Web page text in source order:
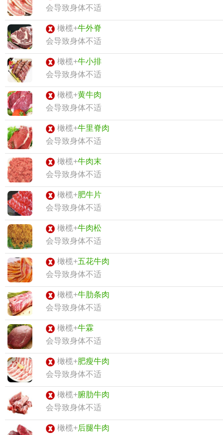
会导致身体不适
橄榄+牛外脊
会导致身体不适
橄榄+牛小排
会导致身体不适
橄榄+黄牛肉
会导致身体不适
橄榄+牛里脊肉
会导致身体不适
橄榄+牛肉末
会导致身体不适
橄榄+肥牛片
会导致身体不适
橄榄+牛肉松
会导致身体不适
橄榄+五花牛肉
会导致身体不适
橄榄+牛肋条肉
会导致身体不适
橄榄+牛霖
会导致身体不适
橄榄+肥瘦牛肉
会导致身体不适
橄榄+腑肋牛肉
会导致身体不适
橄榄+后腿牛肉